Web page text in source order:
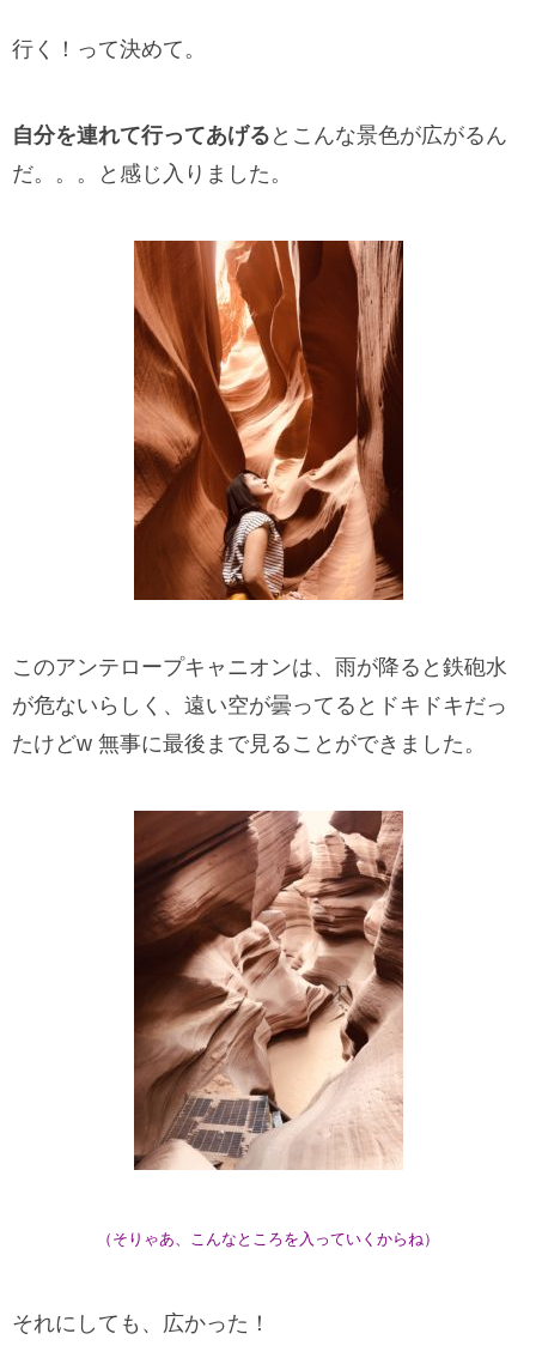
行く！って決めて。
自分を連れて行ってあげる とこんな景色が広がるん
だ。。。と感じ入りました。
このアンテロープキャニオンは、雨が降ると鉄砲水
が危ないらしく、遠い空が曇ってるとドキドキだっ
たけどw 無事に最後まで見ることができました。
（そりゃあ、こんなところを入っていくからね）
それにしても、広かった！